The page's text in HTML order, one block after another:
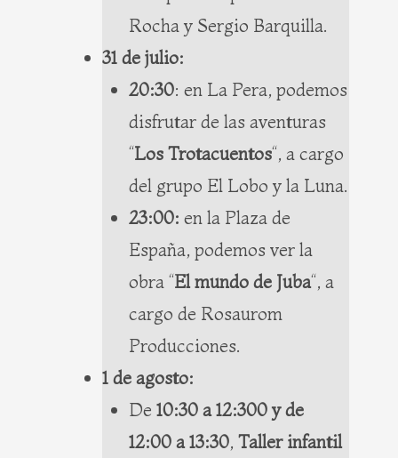
Rocha y Sergio Barquilla.
31 de julio:
20:30: en La Pera, podemos
disfrutar de las aventuras
“Los Trotacuentos“, a cargo
del grupo El Lobo y la Luna.
23:00: en la Plaza de
España, podemos ver la
obra “El mundo de Juba“, a
cargo de Rosaurom
Producciones.
1 de agosto:
De 10:30 a 12:300 y de
12:00 a 13:30, Taller infantil